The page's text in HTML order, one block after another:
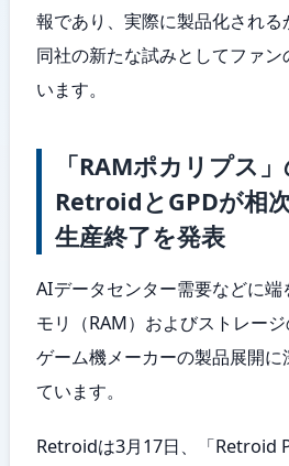
報であり、実際に製品化される
同社の新たな試みとしてファ
います。
「RAMポカリプス」
RetroidとGPDが相
生産終了を発表
AIデータセンター需要などに端
モリ（RAM）およびストレー
ゲーム機メーカーの製品展開に
ています。
Retroidは3月17日、「Retroid